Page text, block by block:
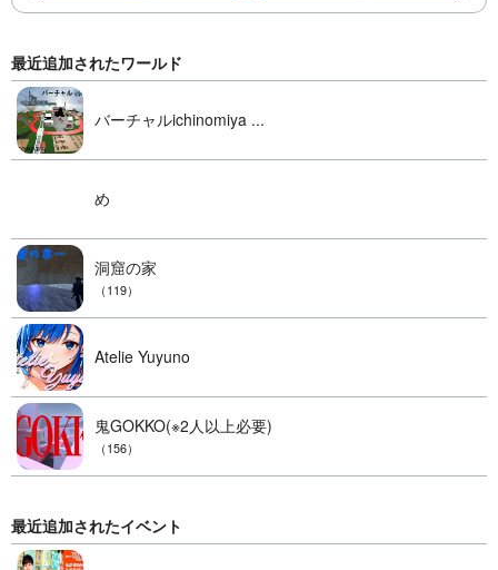
最近追加されたワールド
バーチャルichinomiya ...
め
洞窟の家
（119）
Atelie Yuyuno
鬼GOKKO(※2人以上必要)
（156）
最近追加されたイベント